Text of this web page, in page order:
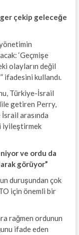
çekip geleceğe
‘Geçmişe
olayların değil
ifadesini kullandı.
Türkiye-İsrail
getiren Perry,
arasında
iyileştirmek
ve ordu da
görüyor”
duruşundan çok
için önemli bir
rağmen ordunun
ifade eden